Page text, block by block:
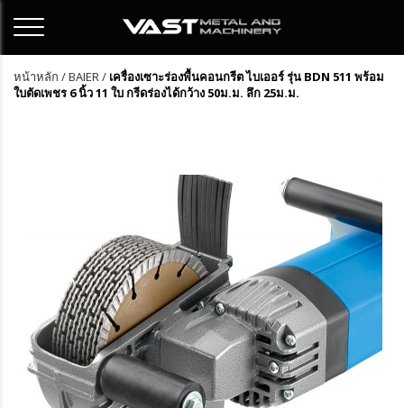
หน้าหลัก /BAIER/ เครื่องเซาะร่องพื้นคอนกรีต ไบเออร์ รุ่น BDN 511 พร้อม
ใบตัดเพชร 6 นิ้ว 11 ใบ กรีดร่องได้กว้าง 50ม.ม. ลึก 25ม.ม.